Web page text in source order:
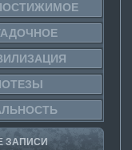
ЗАПИСИ